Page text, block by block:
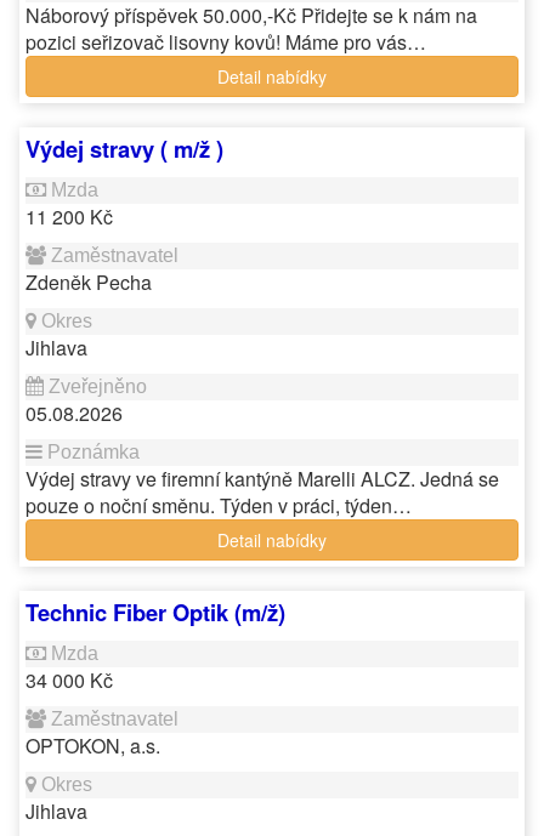
Náborový příspěvek 50.000,-Kč Přidejte se k nám na
pozici seřizovač lisovny kovů! Máme pro vás…
Detail nabídky
Výdej stravy ( m/ž )
11 200 Kč
Zdeněk Pecha
Jihlava
05.08.2026
Výdej stravy ve firemní kantýně Marelli ALCZ. Jedná se
pouze o noční směnu. Týden v práci, týden…
Detail nabídky
Technic Fiber Optik (m/ž)
34 000 Kč
OPTOKON, a.s.
Jihlava